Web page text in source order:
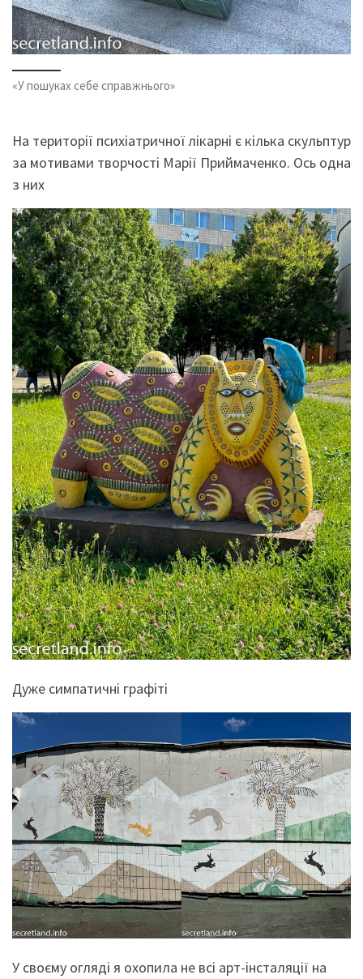
«У пошуках себе справжнього»
На території психіатричної лікарні є кілька скульптур
за мотивами творчості Марії Приймаченко. Ось одна
з них
Дуже симпатичні графіті
У своєму огляді я охопила не всі арт-інсталяції на